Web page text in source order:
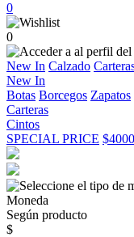
0
0
New In Calzado
New In
Botas Borcegos Zapatos
Carteras
Cintos
SPECIAL PRICE $4000
Moneda
Según producto
$